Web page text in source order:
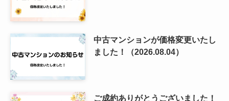
中古マンションが価格変更いたし
ました！（2026.08.04）
ご成約ありがとうございました！